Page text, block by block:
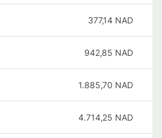
377,14 NAD
942,85 NAD
1.885,70 NAD
4.714,25 NAD